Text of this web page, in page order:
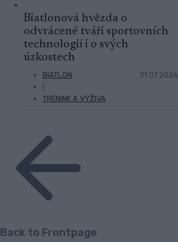
Biatlonová hvězda o
odvrácené tváři sportovních
technologií i o svých
úzkostech
BIATLON
TRÉNINK A VÝŽIVA
31.07.2026
Back to Frontpage